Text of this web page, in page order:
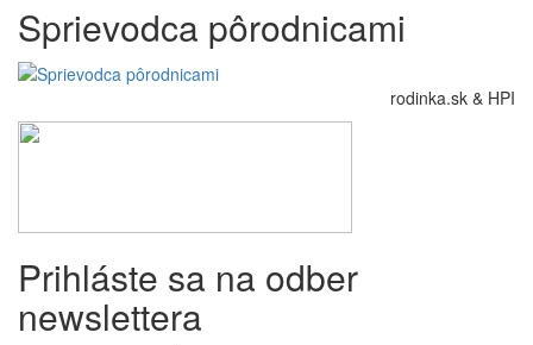
Sprievodca pôrodnicami
rodinka.sk & HPI
Prihláste sa na odber
newslettera